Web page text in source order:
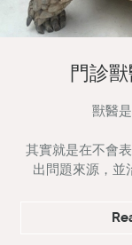
門診
獸醫
其實就是在不會
出問題來源，並